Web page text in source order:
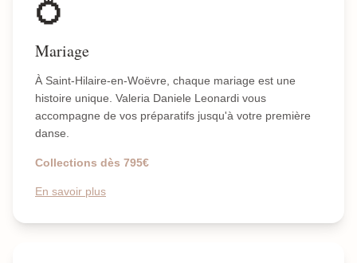
💍
Mariage
À Saint-Hilaire-en-Woëvre, chaque mariage est une
histoire unique. Valeria Daniele Leonardi vous
accompagne de vos préparatifs jusqu'à votre première
danse.
Collections dès 795€
En savoir plus